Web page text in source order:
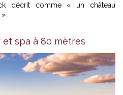
décrit comme « un château
et spa à 80 mètres